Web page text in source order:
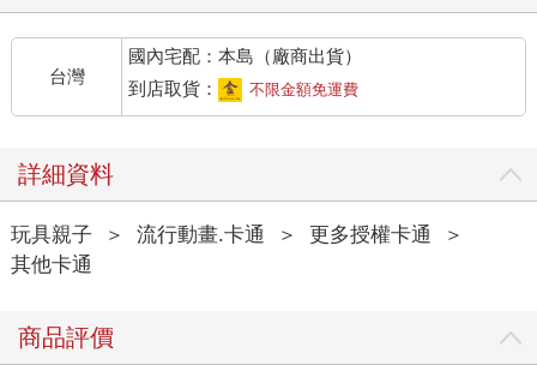
台灣
國內宅配：本島（廠商出貨）
到店取貨：
不限金額免運費
詳細資料
玩具親子 ＞ 流行動畫.卡通 ＞ 更多授權卡通
＞
其他卡通
商品評價